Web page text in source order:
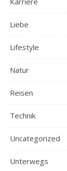
Liebe
Lifestyle
Natur
Reisen
Technik
Uncategorized
Unterwegs